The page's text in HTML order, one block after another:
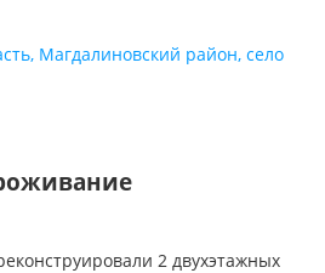
Магдалиновский район, село
2 двухэтажных